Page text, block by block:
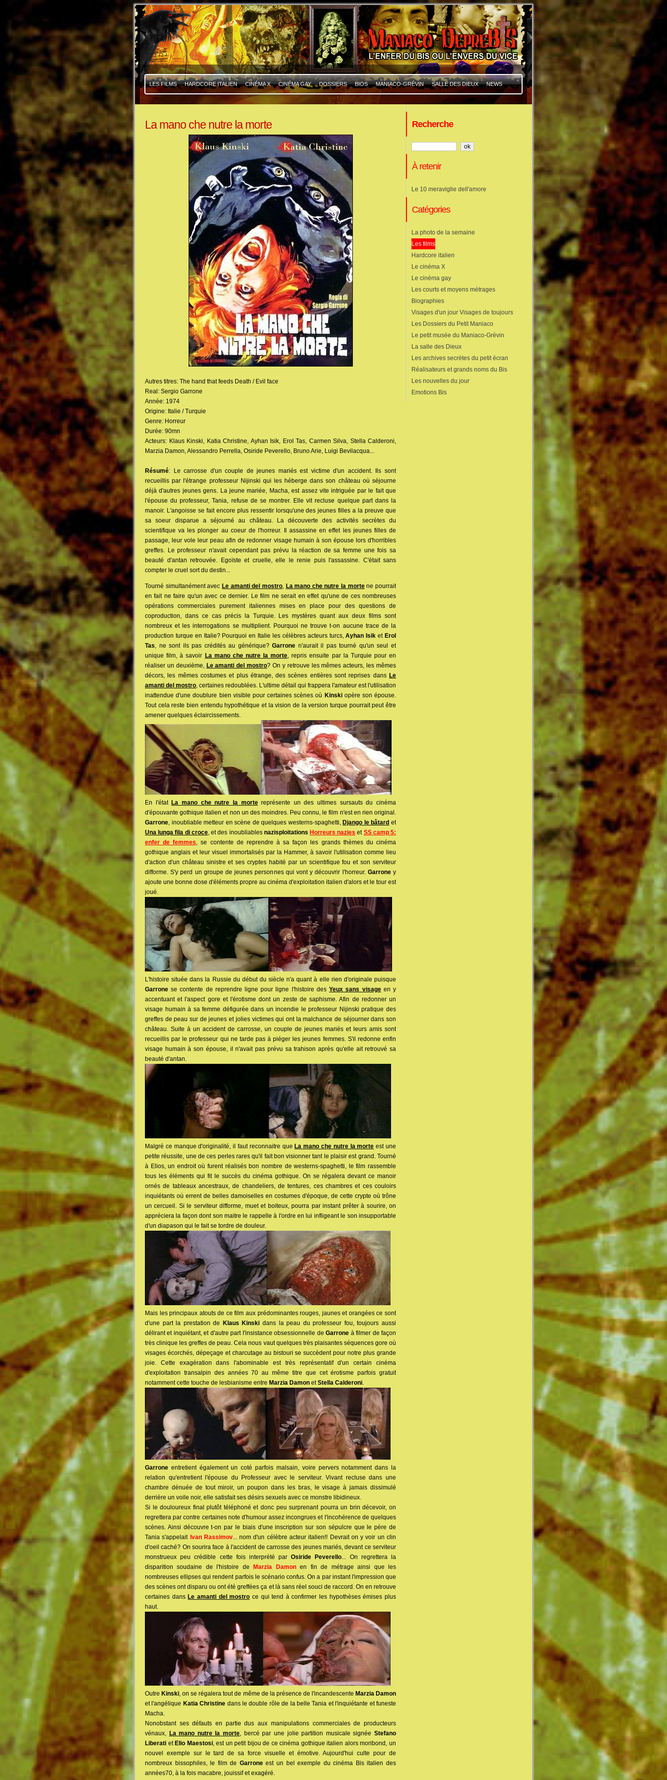
LES FILMS HARDCORE ITALIEN CINÉMA X CINÉMA GAY DOSSIERS BIOS MANIACO-GRÉVIN SALLE DES DIEUX NEWS
La mano che nutre la morte
Autres titres: The hand that feeds Death / Evil face
Real: Sergio Garrone
Année: 1974
Origine: Italie / Turquie
Genre: Horreur
Durée: 90mn
Acteurs: Klaus Kinski, Katia Christine, Ayhan Isik, Erol Tas, Carmen Silva, Stella Calderoni,
Marzia Damon, Alessandro Perrella, Osiride Peverello, Bruno Arie, Luigi Bevilacqua...
Résumé: Le carrosse d'un couple de jeunes mariés est victime d'un accident. Ils sont
recueillis par l'étrange professeur Nijinski qui les héberge dans son château où séjourne
déjà d'autres jeunes gens. La jeune mariée, Macha, est assez vite intriguée par le fait que
l'épouse du professeur, Tania, refuse de se montrer. Elle vit recluse quelque part dans la
manoir. L'angoisse se fait encore plus ressentir lorsqu'une des jeunes filles a la preuve que
sa soeur disparue a séjourné au château. La découverte des activités secrètes du
scientifique va les plonger au coeur de l'horreur. Il assassine en effet les jeunes filles de
passage, leur vole leur peau afin de redonner visage humain à son épouse lors d'horribles
greffes. Le professeur n'avait cependant pas prévu la réaction de sa femme une fois sa
beauté d'antan retrouvée. Egoïste et cruelle, elle le renie puis l'assassine. C'était sans
compter le cruel sort du destin...
Tourné simultanément avec Le amanti del mostro, La mano che nutre la mortene pourrait
en fait ne faire qu'un avec ce dernier. Le film ne serait en effet qu'une de ces nombreuses
opérations commerciales purement italiennes mises en place pour des questions de
coproduction, dans ce cas précis la Turquie. Les mystères quant aux deux films sont
nombreux et les interrogations se multiplient. Pourquoi ne trouve t-on aucune trace de la
production turque en Italie? Pourquoi en Italie les célèbres acteurs turcs,Ayhan Isik et Erol
Tas, ne sont ils pas crédités au générique?Garrone n'aurait il pas tourné qu'un seul et
unique film, à savoir La mano che nutre la morte, repris ensuite par la Turquie pour en
réaliser un deuxième, Le amanti del mostro? On y retrouve les mêmes acteurs, les mêmes
décors, les mêmes costumes et plus étrange, des scènes entières sont reprises dans Le
amanti del mostro, certaines redoublées. L'ultime détail qui frappera l'amateur est l'utilisation
inattendue d'une doublure bien visible pour certaines scènes où Kinskiopère son épouse.
Tout cela reste bien entendu hypothétique et la vision de la version turque pourrait peut être
amener quelques éclaircissements.
En l'état La mano che nutre la mortereprésente un des ultimes sursauts du cinéma
d'épouvante gothique italien et non un des moindres. Peu connu, le film n'est en rien original.
Garrone, inoubliable metteur en scène de quelques westerns-spaghetti, Django le bâtard et
Una lunga fila di croce, et des inoubliables nazisploitations Horreurs nazies et SS camp 5:
enfer de femmes, se contente de reprendre à sa façon les grands thèmes du cinéma
gothique anglais et leur visuel immortalisés par la Hammer, à savoir l'utilisation comme lieu
d'action d'un château sinistre et ses cryptes habité par un scientifique fou et son serviteur
difforme. S'y perd un groupe de jeunes personnes qui vont y découvrir l'horreur. Garroney
ajoute une bonne dose d'éléments propre au cinéma d'exploitation italien d'alors et le tour est
joué.
L'histoire située dans la Russie du début du siècle n'a quant à elle rien d'originale puisque
Garrone se contente de reprendre ligne pour ligne l'histoire desYeux sans visageen y
accentuant et l'aspect gore et l'érotisme dont un zeste de saphisme. Afin de redonner un
visage humain à sa femme défigurée dans un incendie le professeur Nijinski pratique des
greffes de peau sur de jeunes et jolies victimes qui ont la malchance de séjourner dans son
château. Suite à un accident de carrosse, un couple de jeunes mariés et leurs amis sont
recueillis par le professeur qui ne tarde pas à piéger les jeunes femmes. S'il redonne enfin
visage humain à son épouse, il n'avait pas prévu sa trahison après qu'elle ait retrouvé sa
beauté d'antan.
Malgré ce manque d'originalité, il faut reconnaitre que La mano che nutre la morte est une
petite réussite, une de ces perles rares qu'il fait bon visionner tant le plaisir est grand. Tourné
à Elios, un endroit où furent réalisés bon nombre de westerns-spaghetti, le film rassemble
tous les éléments qui fit le succès du cinéma gothique. On se régalera devant ce manoir
ornés de tableaux ancestraux, de chandeliers, de tentures, ces chambres et ces couloirs
inquiétants où errent de belles damoiselles en costumes d'époque, de cette crypte où trône
un cercueil. Si le serviteur difforme, muet et boiteux, pourra par instant prêter à sourire, on
appréciera la façon dont son maitre le rappelle à l'ordre en lui infligeant le son insupportable
d'un diapason qui le fait se tordre de douleur.
Mais les principaux atouts de ce film aux prédominantes rouges, jaunes et orangées ce sont
d'une part la prestation de
Klaus Kinski dans la peau du professeur fou, toujours aussi
délirant et inquiétant, et d'autre part l'insistance obsessionnelle deGarrone à filmer de façon
très clinique les greffes de peau. Cela nous vaut quelques très plaisantes séquences gore où
visages écorchés, dépeçage et charcutage au bistouri se succèdent pour notre plus grande
joie. Cette exagération dans l'abominable est très représentatif d'un certain cinéma
d'exploitation transalpin des années 70 au même titre que cet érotisme parfois gratuit
notamment cette touche de lesbianisme entre Marzia Damon etStella Calderoni.
Garrone entretient également un coté parfois malsain, voire pervers notamment dans la
relation qu'entretient l'épouse du Professeur avec le serviteur. Vivant recluse dans une
chambre dénuée de tout miroir, un poupon dans les bras, le visage à jamais dissimulé
derrière un voile noir, elle satisfait ses désirs sexuels avec ce monstre libidineux.
Si le douloureux final plutôt téléphoné et donc peu surprenant pourra un brin décevoir, on
regrettera par contre certaines note d'humour assez incongrues et l'incohérence de quelques
scènes. Ainsi découvre t-on par le biais d'une inscription sur son sépulcre que le père de
Tania s'appelait Ivan Rassimov... nom d'un célèbre acteur italien!! Devrait on y voir un clin
d'oeil caché? On sourira face à l'accident de carrosse des jeunes mariés, devant ce serviteur
monstrueux peu crédible cette fois interprété parOsiride Peverello... On regrettera la
disparition soudaine de l'histoire de
Marzia Damonen fin de métrage ainsi que les
nombreuses ellipses qui rendent parfois le scénario confus. On a par instant l'impression que
des scènes ont disparu ou ont été greffées ça et là sans réel souci de raccord. On en retrouve
certaines dans Le amanti del mostro ce qui tend à confirmer les hypothèses émises plus
haut.
Outre Kinski, on se régalera tout de même de la présence de l'incandescente Marzia Damon
et l'angélique Katia Christine dans le double rôle de la belle Tania et l'inquiétante et funeste
Macha.
Nonobstant ses défauts en partie dus aux manipulations commerciales de producteurs
vénaux, La mano nutre la morte, bercé par une jolie partition musicale signéeStefano
Liberati et Elio Maestosi, est un petit bijou de ce cinéma gothique italien alors moribond, un
nouvel exemple sur le tard de sa force visuelle et émotive. Aujourd'hui culte pour de
nombreux bissophiles, le film de Garroneest un bel exemple du cinéma Bis italien des
années70, à la fois macabre, jouissif et exagéré.
Recherche
À retenir
Le 10 meraviglie dell'amore
Catégories
La photo de la semaine
Les films
Hardcore italien
Le cinéma X
Le cinéma gay
Les courts et moyens métrages
Biographies
Visages d'un jour Visages de toujours
Les Dossiers du Petit Maniaco
Le petit musée du Maniaco-Grévin
La salle des Dieux
Les archives secrètes du petit écran
Réalisateurs et grands noms du Bis
Les nouvelles du jour
Emotions Bis